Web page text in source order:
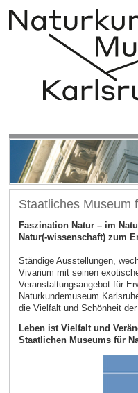
Staatliches Museum
Faszination Natur – im
Natur(-wissenschaft) zum
Ständige Ausstellungen,
Vivarium mit seinen
Veranstaltungsangebot für
Naturkundemuseum
die Vielfalt und Schönheit
Leben ist Vielfalt und
Staatlichen Museums für